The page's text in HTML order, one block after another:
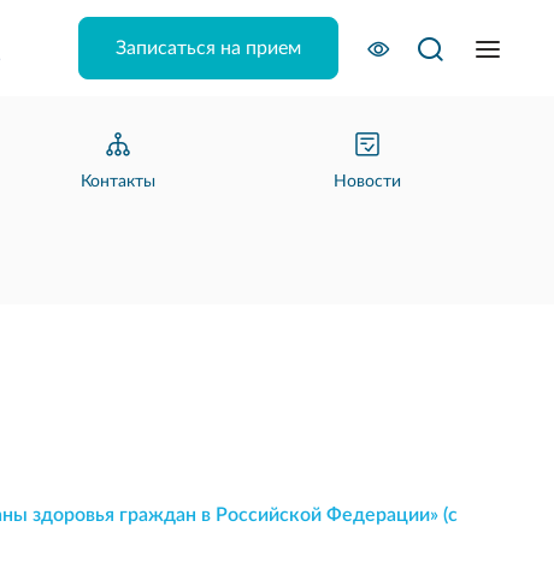
Контакты Новости
здоровья граждан в Российской Федерации» (с
Записаться на прием